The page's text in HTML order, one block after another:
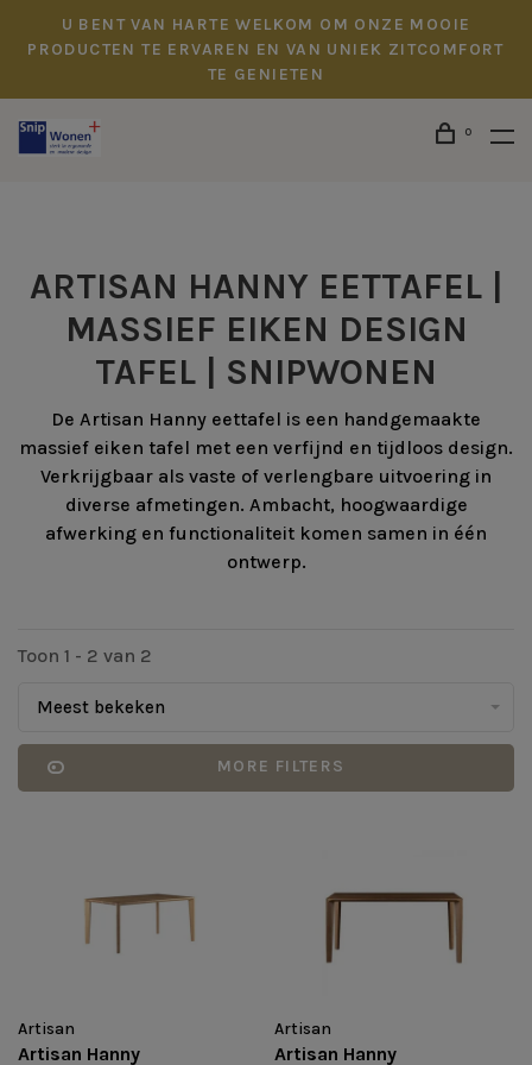
U BENT VAN HARTE WELKOM OM ONZE MOOIE
PRODUCTEN TE ERVAREN EN VAN UNIEK ZITCOMFORT
TE GENIETEN
0
ARTISAN HANNY EETTAFEL |
MASSIEF EIKEN DESIGN
TAFEL | SNIPWONEN
De Artisan Hanny eettafel is een handgemaakte
massief eiken tafel met een verfijnd en tijdloos design.
Verkrijgbaar als vaste of verlengbare uitvoering in
diverse afmetingen. Ambacht, hoogwaardige
afwerking en functionaliteit komen samen in één
ontwerp.
Toon 1 - 2 van 2
Meest bekeken
MORE FILTERS
Artisan
Artisan Hanny
Artisan
Artisan Hanny